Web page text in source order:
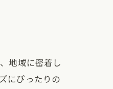
地域に密着し
にぴったりの